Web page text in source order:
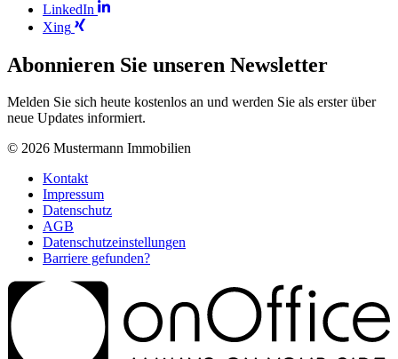
LinkedIn
Xing
Abonnieren Sie unseren Newsletter
Melden Sie sich heute kostenlos an und werden Sie als erster über
neue Updates informiert.
© 2026 Mustermann Immobilien
Kontakt
Impressum
Datenschutz
AGB
Datenschutzeinstellungen
Barriere gefunden?